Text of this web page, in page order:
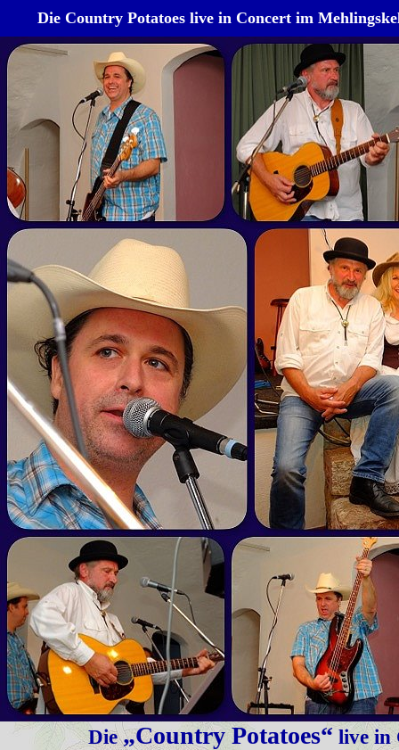
Die Country Potatoes live in Concert im
Die„Country Potatoes“ live in